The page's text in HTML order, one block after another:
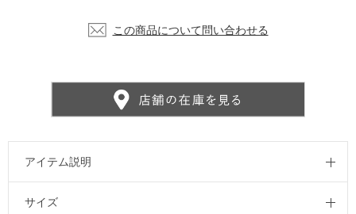
この商品について問い合わせる
アイテム説明
サイズ